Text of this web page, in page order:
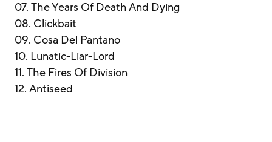
07. The Years Of Death And Dying
08. Clickbait
09. Cosa Del Pantano
10. Lunatic-Liar-Lord
11. The Fires Of Division
12. Antiseed